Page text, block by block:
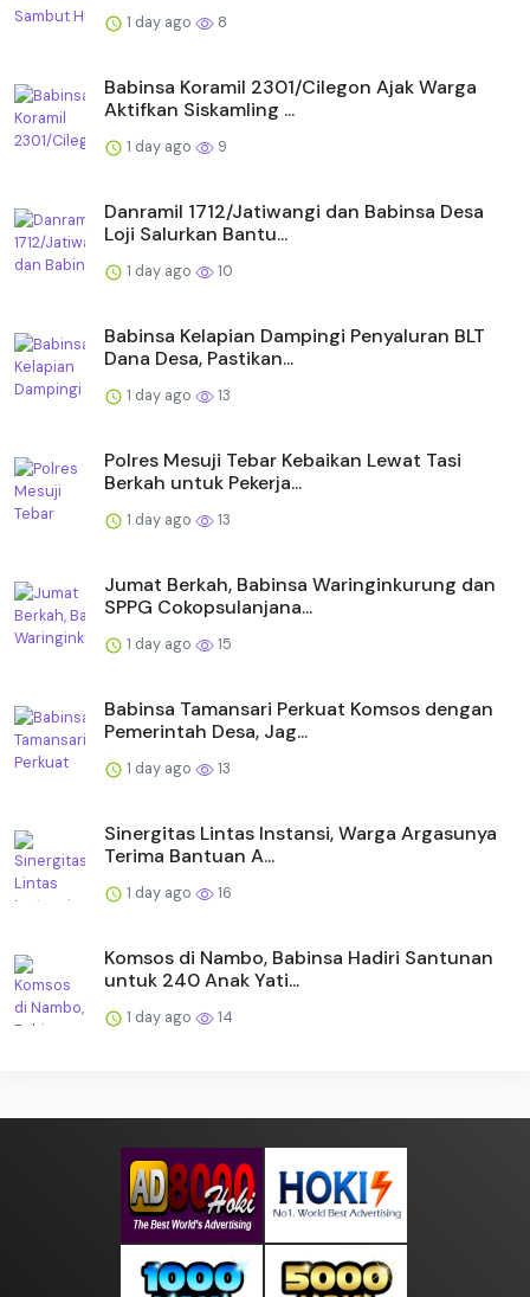
1 day ago 8
Babinsa Koramil 2301/Cilegon Ajak Warga
Aktifkan Siskamling ...
1 day ago 9
Danramil 1712/Jatiwangi dan Babinsa Desa
Loji Salurkan Bantu...
1 day ago 10
Babinsa Kelapian Dampingi Penyaluran BLT
Dana Desa, Pastikan...
1 day ago 13
Polres Mesuji Tebar Kebaikan Lewat Tasi
Berkah untuk Pekerja...
1 day ago 13
Jumat Berkah, Babinsa Waringinkurung dan
SPPG Cokopsulanjana...
1 day ago 15
Babinsa Tamansari Perkuat Komsos dengan
Pemerintah Desa, Jag...
1 day ago 13
Sinergitas Lintas Instansi, Warga Argasunya
Terima Bantuan A...
1 day ago 16
Komsos di Nambo, Babinsa Hadiri Santunan
untuk 240 Anak Yati...
1 day ago 14